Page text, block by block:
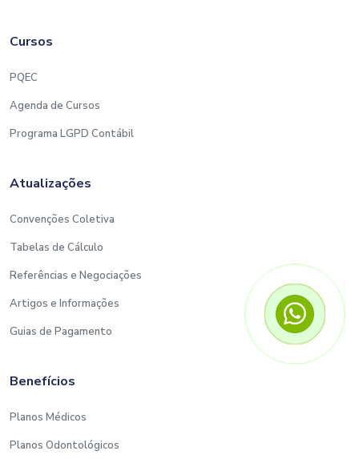
Cursos
PQEC
Agenda de Cursos
Programa LGPD Contábil
Atualizações
Convenções Coletiva
Tabelas de Cálculo
Referências e Negociações
Artigos e Informações
Guias de Pagamento
Benefícios
Planos Médicos
Planos Odontológicos